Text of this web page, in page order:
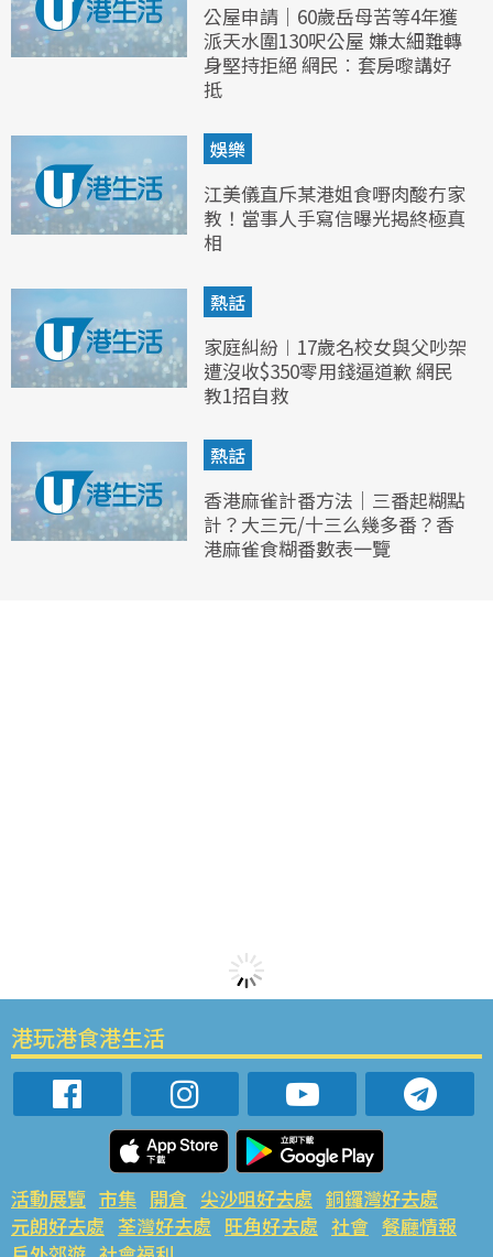
公屋申請｜60歲岳母苦等4年獲
派天水圍130呎公屋 嫌太細難轉
身堅持拒絕 網民︰套房嚟講好
抵
娛樂
江美儀直斥某港姐食嘢肉酸冇家
教！當事人手寫信曝光揭終極真
相
熱話
家庭糾紛︱17歲名校女與父吵架
遭沒收$350零用錢逼道歉 網民
教1招自救
熱話
香港麻雀計番方法｜三番起糊點
計？大三元/十三么幾多番？香
港麻雀食糊番數表一覽
港玩港食港生活
活動展覽 市集 開倉 尖沙咀好去處 銅鑼灣好去處
元朗好去處 荃灣好去處 旺角好去處 社會 餐廳情報